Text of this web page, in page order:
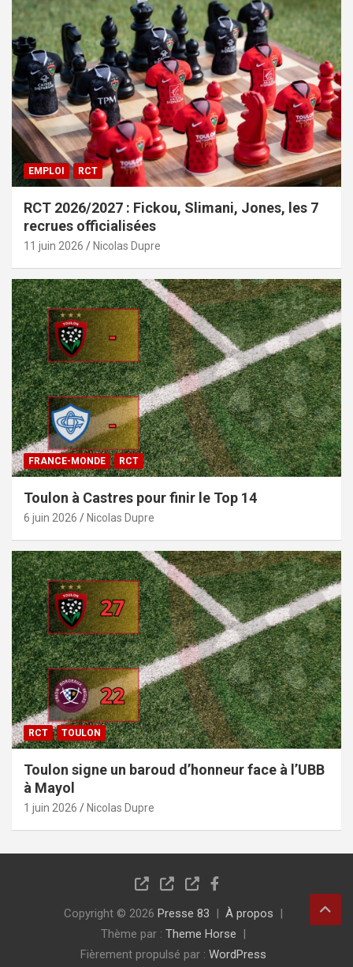
EMPLOI RCT
RCT 2026/2027 : Fickou, Slimani, Jones, les 7
recrues officialisées
11 juin 2026 Nicolas Dupre
FRANCE-MONDE RCT
Toulon à Castres pour finir le Top 14
6 juin 2026 Nicolas Dupre
RCT TOULON
Toulon signe un baroud d’honneur face à l’UBB
à Mayol
1 juin 2026 Nicolas Dupre
Copyright © 2026 Presse 83
À propos
Thème par : Theme Horse
Fièrement propulsé par : WordPress